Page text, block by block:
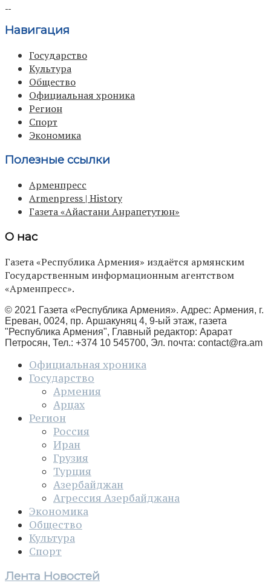
Навигация
Государство
Культура
Общество
Официальная хроника
Регион
Спорт
Экономика
Полезные ссылки
Арменпресс
Armenpress | History
Газета «Айастани Анрапетутюн»
О нас
Газета «Республика Армения» издаётся армянским
Государственным информационным агентством
«Арменпресс».
© 2021 Газета «Республика Армения». Адрес: Армения, г.
Ереван, 0024, пр. Аршакуняц 4, 9-ый этаж, газета
"Республика Армения", Главный редактор: Арарат
Петросян, Тел.: +374 10 545700, Эл. почта: contact@ra.am
Официальная хроника
Государство
Армения
Арцах
Регион
Россия
Иран
Грузия
Турция
Азербайджан
Агрессия Азербайджана
Экономика
Общество
Культура
Спорт
Лента Новостей